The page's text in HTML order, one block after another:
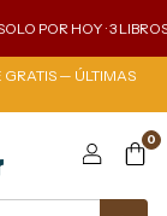
POR HOY · 3 LIBROS
GRATIS — ÚLTIMAS
0